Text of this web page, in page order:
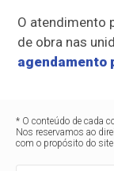
O atendimento
de obra nas
agendamento
* O conteúdo de cada
Nos reservamos ao
com o propósito do